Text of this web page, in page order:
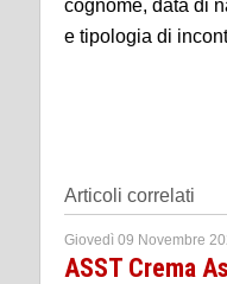
cognome, data di
e tipologia di
Articoli correlati
Giovedì 09 Novembre
ASST Crema